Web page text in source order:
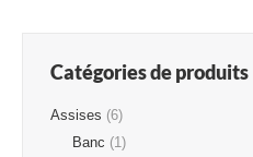
Catégories de produits
Assises (6)
Banc (1)